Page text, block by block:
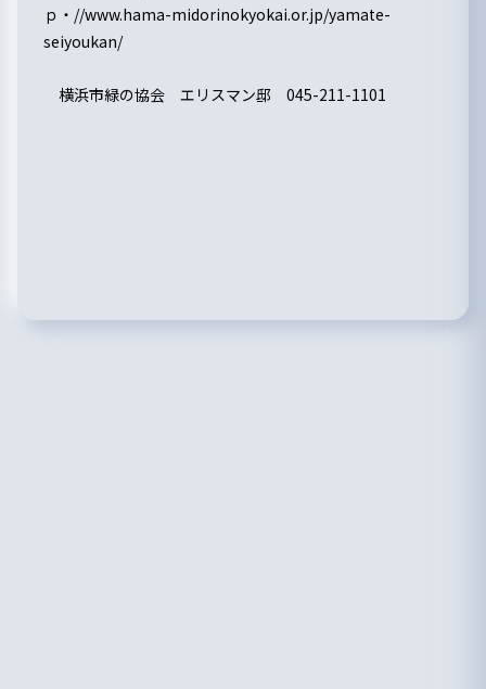
ｐ・//www.hama-midorinokyokai.or.jp/yamate-
seiyoukan/
横浜市緑の協会 エリスマン邸 045-211-1101